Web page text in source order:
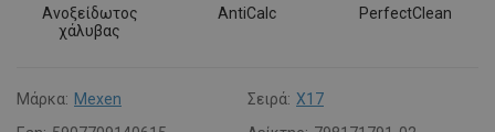
Ανοξείδωτος
χάλυβας
AntiCalc PerfectClean
Μάρκα: Mexen Σειρά: X17